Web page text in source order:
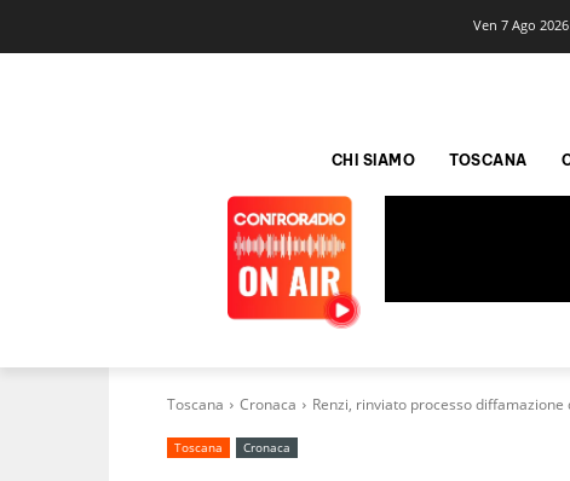
Ven 7 Ago 2026
CHI SIAMO TOSCANA
Toscana Cronaca Renzi, rinviato processo
Toscana Cronaca